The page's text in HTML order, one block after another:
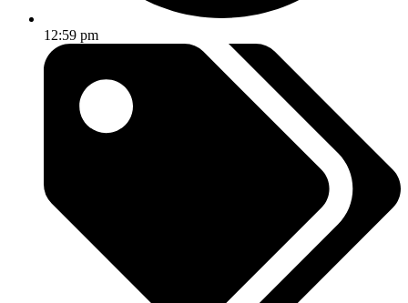
12:59 pm